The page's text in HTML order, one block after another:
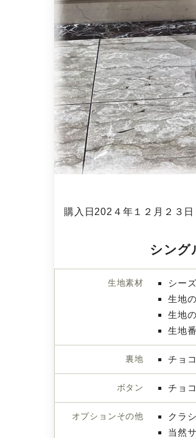
購入日202４年１２月２３日
シング
生地素材
シー
生地
生地
生地
裏地 チョ
ボタン チョ
オプションその他
クラ
当然